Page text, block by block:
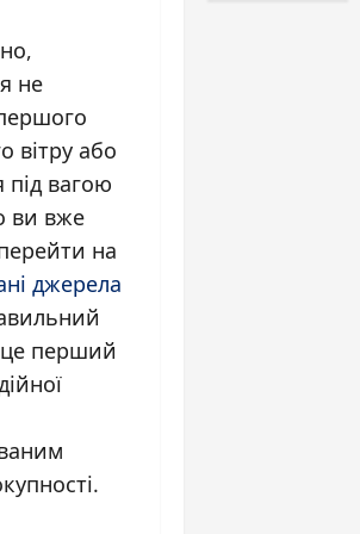
не
вітру або
під вагою
ви вже
на
джерела
перший